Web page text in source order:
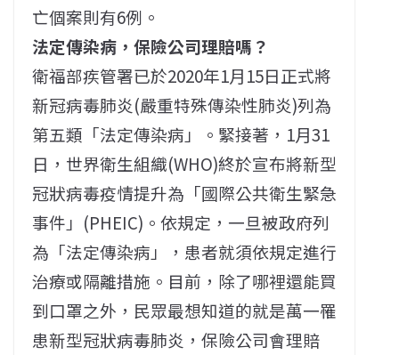
亡個案則有6例。
法定傳染病，保險公司理賠嗎？
衛福部疾管署已於2020年1月15日正式將
新冠病毒肺炎(嚴重特殊傳染性肺炎)列為
第五類「法定傳染病」。緊接著，1月31
日，世界衛生組織(WHO)終於宣布將新型
冠狀病毒疫情提升為「國際公共衛生緊急
事件」(PHEIC)。依規定，一旦被政府列
為「法定傳染病」，患者就須依規定進行
治療或隔離措施。目前，除了哪裡還能買
到口罩之外，民眾最想知道的就是萬一罹
患新型冠狀病毒肺炎，保險公司會理賠